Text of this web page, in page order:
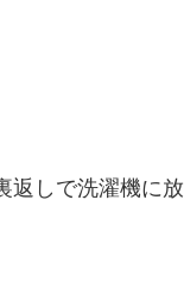
返しで洗濯機に放